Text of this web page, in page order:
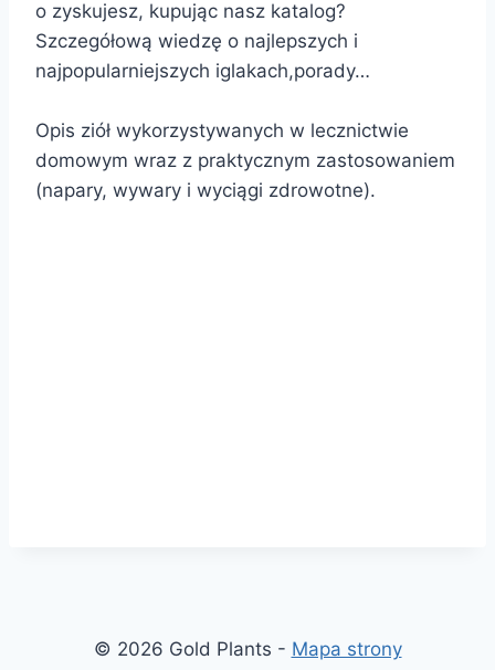
o zyskujesz, kupując nasz katalog?
Szczegółową wiedzę o najlepszych i
najpopularniejszych iglakach,porady…
Opis ziół wykorzystywanych w lecznictwie
domowym wraz z praktycznym zastosowaniem
(napary, wywary i wyciągi zdrowotne).
© 2026 Gold Plants - Mapa strony